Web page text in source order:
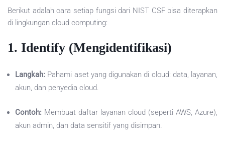
Berikut adalah cara setiap fungsi dari NIST CSF bisa diterapkan
di lingkungan cloud computing:
1. Identify (Mengidentifikasi)
Langkah: Pahami aset yang digunakan di cloud: data, layanan,
akun, dan penyedia cloud.
Contoh: Membuat daftar layanan cloud (seperti AWS, Azure),
akun admin, dan data sensitif yang disimpan.